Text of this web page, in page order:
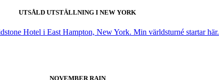
UTSÅLD UTSTÄLLNING I NEW YORK
Hotel i East Hampton, New York. Min världsturné startar här.
NOVEMBER RAIN